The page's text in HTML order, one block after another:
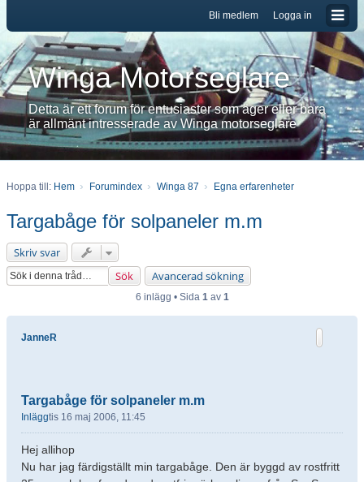
Logga in
Bli medlem
Winga Motorseglare
Detta är ett forum för entusiaster som äger eller bara
är allmänt intresserade av Winga motorseglare
Hoppa till: Hem Forumindex Winga 87 Egna erfarenheter
Targabåge för solpaneler m.m
Skriv svar
Sök
Avancerad sökning
6 inlägg • Sida 1av 1
JanneR
Targabåge för solpaneler m.m
Inläggtis 16 maj 2006, 11:45
Hej allihop
Nu har jag färdigställt min targabåge. Den är byggd av rostfritt